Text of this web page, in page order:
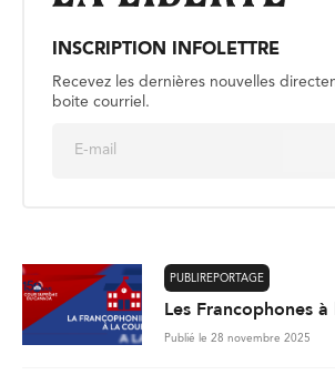
INSCRIPTION INFOLETTRE
Recevez les dernières nouvelles
boite courriel.
PUBLIREPORTAGE
Les Francophones
Publié le 28 novembre 2025